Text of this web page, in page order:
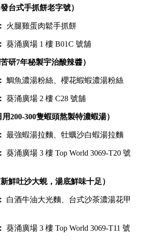
台式手抓餅老字號）
火腿雞蛋肉鬆手抓餅
葵涌廣場 1 樓 B01C 號舖
研7年秘製宇治酸辣醬）
鯛魚濃湯粉絲、櫻花蝦蝦濃湯粉絲
葵涌廣場 2 樓 C28 號舖
200-300隻蝦頭熬製特濃蝦湯）
最強蝦湯拉麵、牡蠣沙白蝦湯拉麵
葵涌廣場 3 樓 Top World 3069-T20 號
鮮吐沙大蜆，湯底鮮味十足）
白酒牛油大光麵、台式沙茶濃湯花甲
葵涌廣場 3 樓 Top World 3069-T11 號